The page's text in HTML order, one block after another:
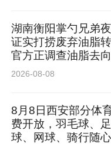
俗气息。剪纸、柳
手把手带领师生体
气扑鼻，引得大家
体验中近距离感受
守一生的匠心精神
湖南衡阳掌勺兄弟
证实打捞废弃油脂
官方正调查油脂去向
2026-08-08
8月8日西安部分体
费开放，羽毛球、
球、网球、骑行随